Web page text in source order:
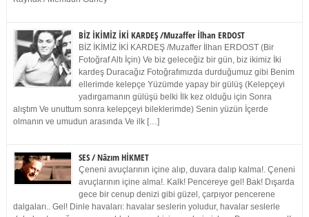
BİZ İKİMİZ İKİ KARDEŞ /Muzaffer İlhan ERDOST
BİZ İKİMİZ İKİ KARDEŞ /Muzaffer İlhan ERDOST (Bir
Fotoğraf Altı İçin) Ve biz geleceğiz bir gün, biz ikimiz İki
kardeş Duracağız Fotoğrafımızda durduğumuz gibi Benim
ellerimde kelepçe Yüzümde yapay bir gülüş (Kelepçeyi
yadırgamanın gülüşü belki İlk kez olduğu için Sonra
alıştım Ve unuttum sonra kelepçeyi bileklerimde) Senin yüzün İçerde
olmanın ve umudun arasında Ve ilk […]
SES / Nâzım HİKMET
Çeneni avuçlarının içine alıp, duvara dalıp kalma!. Çeneni
avuçlarının içine alma!. Kalk! Pencereye gel! Bak! Dışarda
gece bir cenup denizi gibi güzel, çarpıyor pencerene
dalgaları.. Gel! Dinle havaları: havalar seslerin yoludur, havalar seslerle